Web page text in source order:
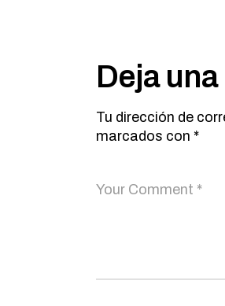
Deja
Tu dirección de
marcados con *